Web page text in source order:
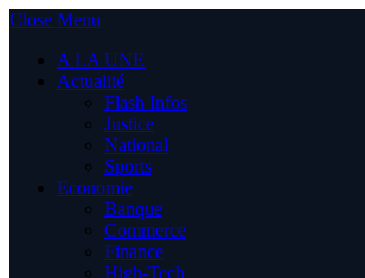
Close Menu
A LA UNE
Actualité
Flash Infos
Justice
National
Sports
Economie
Banque
Commerce
Finance
High-Tech